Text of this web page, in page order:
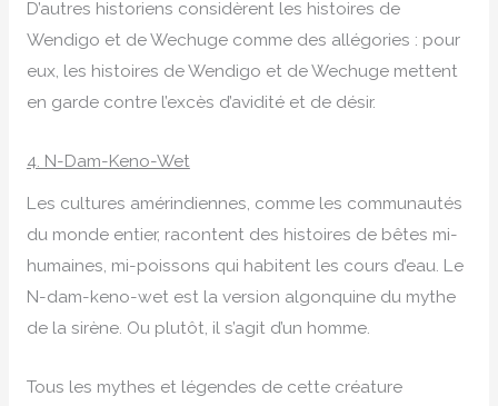
D’autres historiens considèrent les histoires de
Wendigo et de Wechuge comme des allégories : pour
eux, les histoires de Wendigo et de Wechuge mettent
en garde contre l’excès d’avidité et de désir.
4. N-Dam-Keno-Wet
Les cultures amérindiennes, comme les communautés
du monde entier, racontent des histoires de bêtes mi-
humaines, mi-poissons qui habitent les cours d’eau. Le
N-dam-keno-wet est la version algonquine du mythe
de la sirène. Ou plutôt, il s’agit d’un homme.
Tous les mythes et légendes de cette créature